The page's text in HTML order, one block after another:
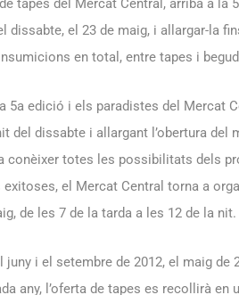
tapes del Mercat Central, arriba a la
el 23 de maig, i allargar-la
en total, entre tapes i
5a edició i els paradistes del Mercat
del dissabte i allargant l’obertura del
conèixer totes les possibilitats dels
el Mercat Central torna a
de les 7 de la tarda a les 12 de la nit.
i el setembre de 2012, el maig de
any, l’oferta de tapes es recollirà